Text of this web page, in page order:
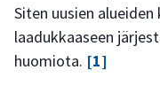
Siten uusien
laadukkaaseen
huomiota. [1]